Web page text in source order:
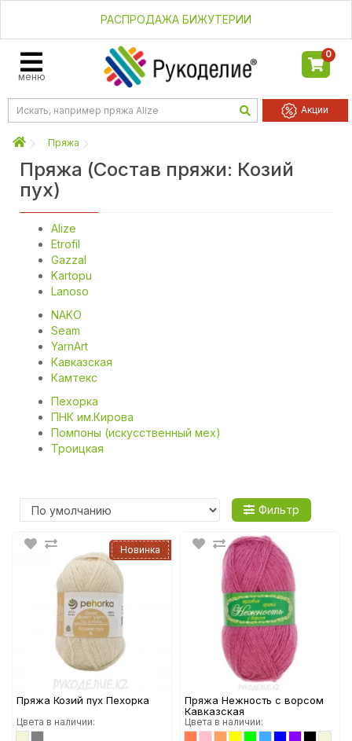
РАСПРОДАЖА БИЖУТЕРИИ
меню
0
Акции
Пряжа
Пряжа (Состав пряжи: Козий
пух)
Alize
Etrofil
Gazzal
Kartopu
Lanoso
NAKO
Seam
YarnArt
Кавказская
Камтекс
Пехорка
ПНК им.Кирова
Помпоны (искусственный мех)
Троицкая
Фильтр
Новинка
Пряжа Козий пух Пехорка
Цвета в наличии:
Пряжа Нежность с ворсом
Кавказская
Цвета в наличии: